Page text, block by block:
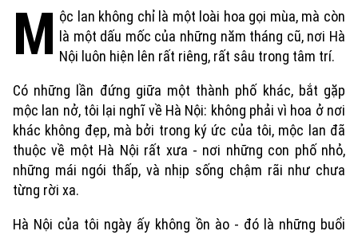
M ộc lan không chỉ là một loài hoa gọi mùa, mà còn
là một dấu mốc của những năm tháng cũ, nơi Hà
Nội luôn hiện lên rất riêng, rất sâu trong tâm trí.
Có những lần đứng giữa một thành phố khác, bắt gặp
mộc lan nở, tôi lại nghĩ về Hà Nội: không phải vì hoa ở nơi
khác không đẹp, mà bởi trong ký ức của tôi, mộc lan đã
thuộc về một Hà Nội rất xưa - nơi những con phố nhỏ,
những mái ngói thấp, và nhịp sống chậm rãi như chưa
từng rời xa.
Hà Nội của tôi ngày ấy không ồn ào - đó là những buổi